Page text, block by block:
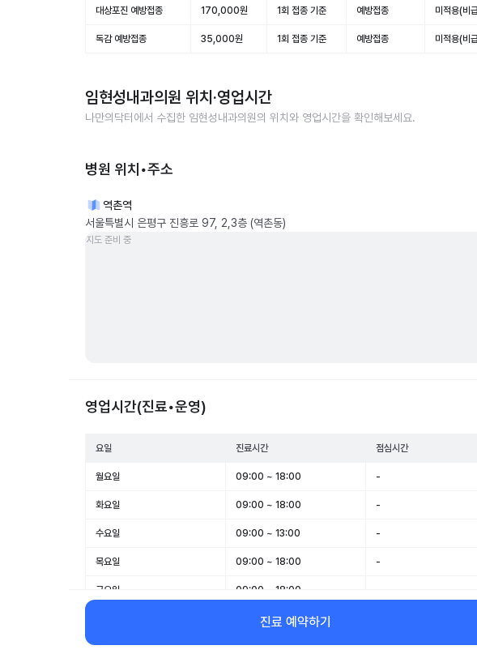
대상포진 예방접종 170,000원 1회 접종 기준 예방접종 미적용(비
독감 예방접종 35,000원 1회 접종 기준 예방접종 미적용(비
임현성내과의원 위치·영업시간
나만의닥터에서 수집한 임현성내과의원의 위치와 영업시간을 확인해보세요.
병원 위치•주소
역촌역
서울특별시 은평구 진흥로 97, 2,3층 (역촌동)
지도 준비 중
영업시간(진료•운영)
요일 진료시간 점심시간
월요일 09:00 ~ 18:00 -
화요일 09:00 ~ 18:00 -
수요일 09:00 ~ 13:00 -
목요일 09:00 ~ 18:00 -
금요일 09:00 ~ 18:00
09:00 ~ 13:00
일요일 휴무 -
진료 예약하기